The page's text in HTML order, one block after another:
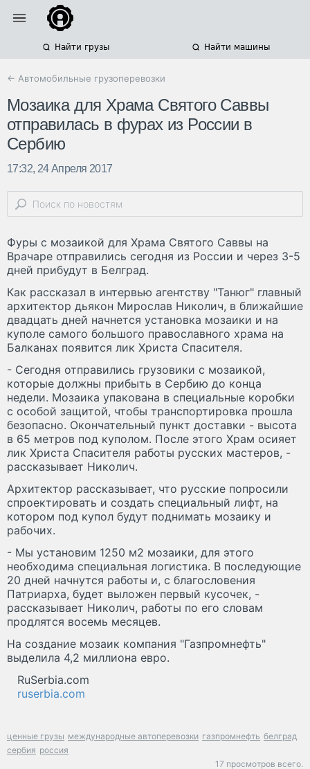
Найти грузы Найти машины
← Автомобильные грузоперевозки
Мозаика для Храма Святого Саввы
отправилась в фурах из России в
Сербию
17:32, 24 Апреля 2017
Фуры с мозаикой для Храма Святого Саввы на
Врачаре отправились сегодня из России и через 3-5
дней прибудут в Белград.
Как рассказал в интервью агентству "Танюг" главный
архитектор дьякон Мирослав Николич, в ближайшие
двадцать дней начнется установка мозаики и на
куполе самого большого православного храма на
Балканах появится лик Христа Спасителя.
- Сегодня отправились грузовики с мозаикой,
которые должны прибыть в Сербию до конца
недели. Мозаика упакована в специальные коробки
с особой защитой, чтобы транспортировка прошла
безопасно. Окончательный пункт доставки - высота
в 65 метров под куполом. После этого Храм осияет
лик Христа Спасителя работы русских мастеров, -
рассказывает Николич.
Архитектор рассказывает, что русские попросили
спроектировать и создать специальный лифт, на
котором под купол будут поднимать мозаику и
рабочих.
- Мы установим 1250 м2 мозаики, для этого
необходима специальная логистика. В последующие
20 дней начнутся работы и, с благословения
Патриарха, будет выложен первый кусочек, -
рассказывает Николич, работы по его словам
продлятся восемь месяцев.
На создание мозаик компания "Газпромнефть"
выделила 4,2 миллиона евро.
RuSerbia.com
ruserbia.com
ценные грузы международные автоперевозки газпромнефть белград
сербия россия
17 просмотров всего.